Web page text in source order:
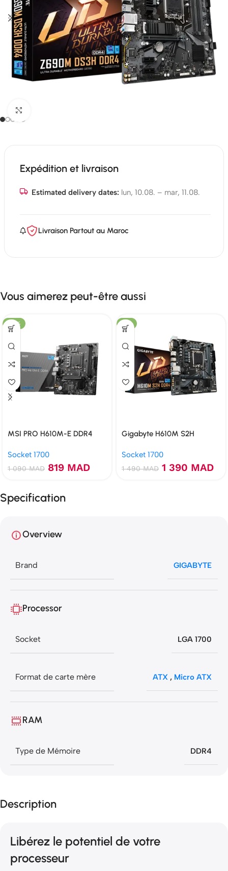
Expédition et livraison
Estimated delivery dates: lun, 10.08. – mar, 11.08.
Livraison Partout au Maroc
Vous aimerez peut-être aussi
-25%
MSI PRO H610M-E DDR4
Socket 1700
1 090MAD 819 MAD
-7%
Gigabyte H610M S2H
Socket 1700
1 490MAD 1 390 MAD
Specification
Overview
Brand GIGABYTE
Processor
Socket LGA 1700
Format de carte mère ATX , Micro ATX
RAM
Type de Mémoire DDR4
Description
Libérez le potentiel de votre
processeur